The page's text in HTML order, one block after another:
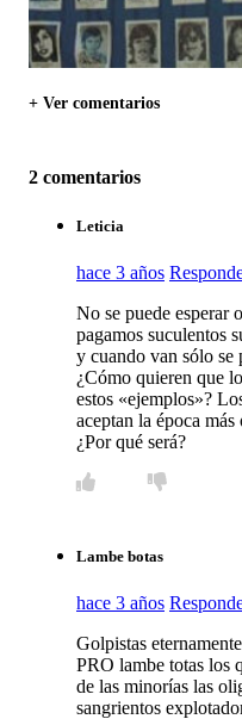
+ Ver comentarios
2 comentarios
Leticia
hace 3 años
No se puede esperar
pagamos suculentos
y cuando van sólo se
¿Cómo quieren que
estos «ejemplos»?
aceptan la época
¿Por qué será?
Lambe botas
hace 3 años
Golpistas
PRO lambe totas los
de las minorías las
sangrientos